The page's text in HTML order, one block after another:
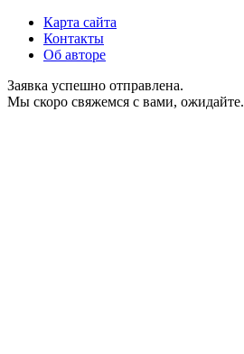
Карта сайта
Контакты
Об авторе
Заявка успешно отправлена.
Мы скоро свяжемся с вами, ожидайте.